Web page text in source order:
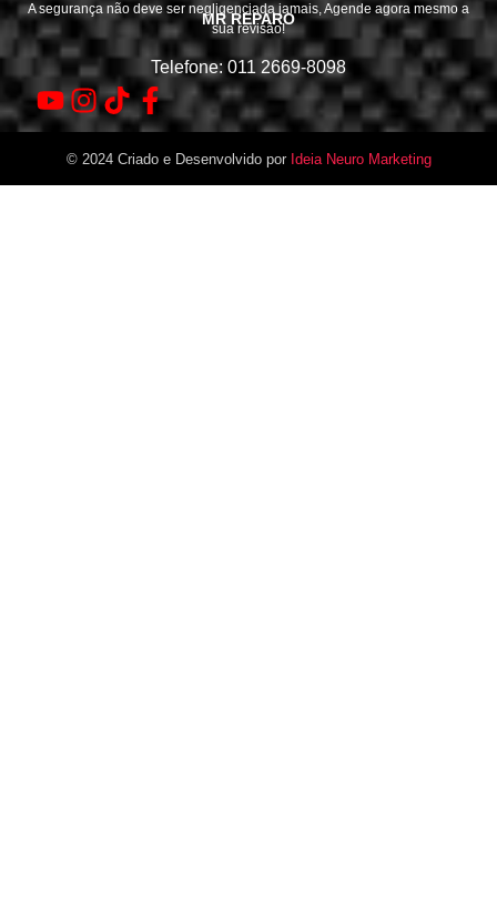
MR REPARO
A segurança não deve ser negligenciada jamais, Agende agora mesmo a
sua revisão!
Telefone: 011 2669-8098
© 2024 Criado e Desenvolvido por Ideia Neuro Marketing